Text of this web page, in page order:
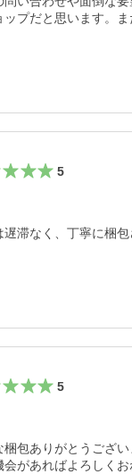
ップだと思います。
5
遅滞なく、丁寧に梱
5
梱包ありがとうござい
会があればよろしくお